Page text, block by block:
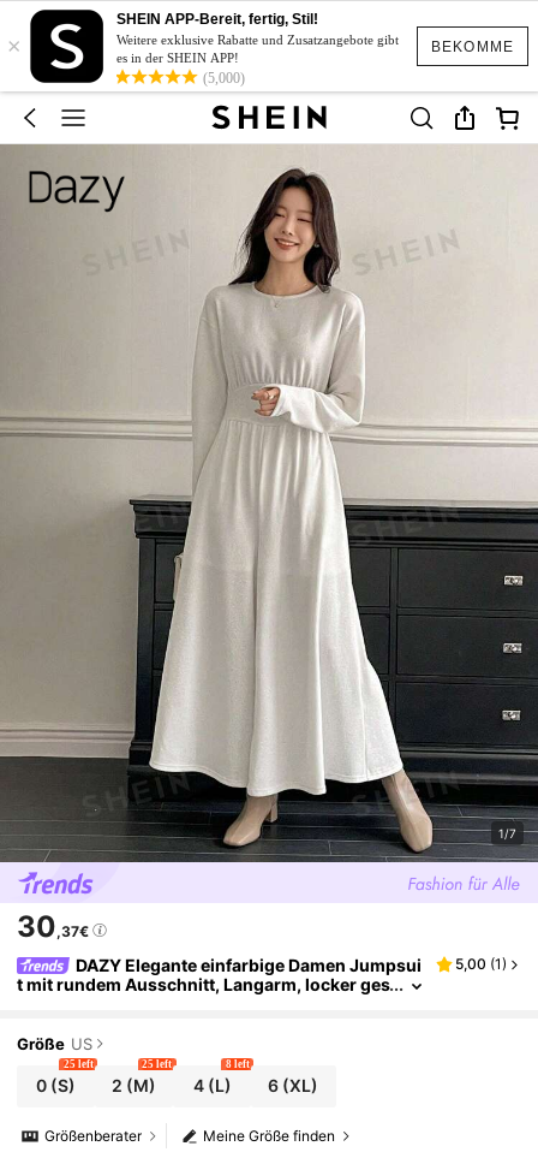
BEKOMME
×
SHEIN APP-Bereit, fertig, Stil!
Weitere exklusive Rabatte und Zusatzangebote gibt
es in der SHEIN APP!
(5,000)
1/7
30,37€
DAZY Elegante einfarbige Damen Jumpsui
t mit rundem Ausschnitt, Langarm, locker ges
5,00 (1)
Größe US
0 (S)
25 left
2 (M)
25 left
4(L)
8 left
6 (XL)
Meine Größe finden
Größenberater